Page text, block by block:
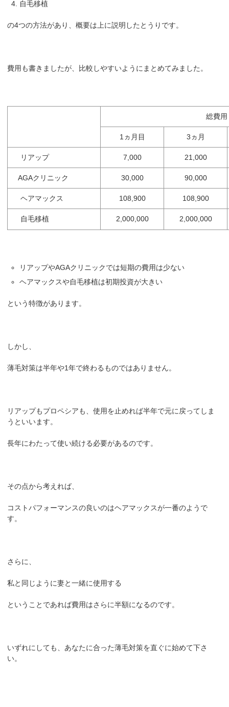
自毛移植
の4つの方法があり、概要は上に説明したとうりです。
費用も書きましたが、比較しやすいようにまとめてみました。
総費
1ヵ月目 3ヵ月
リアップ 7,000 21,000
AGAクリニック 30,000 90,000
ヘアマックス 108,900 108,900
自毛移植 2,000,000 2,000,000
リアップやAGAクリニックでは短期の費用は少ない
ヘアマックスや自毛移植は初期投資が大きい
という特徴があります。
しかし、
薄毛対策は半年や1年で終わるものではありません。
リアップもプロペシアも、使用を止めれば半年で元に戻ってしま
うといいます。
長年にわたって使い続ける必要があるのです。
その点から考えれば、
コストパフォーマンスの良いのはヘアマックスが一番のようで
す。
さらに、
私と同じように妻と一緒に使用する
ということであれば費用はさらに半額になるのです。
いずれにしても、あなたに合った薄毛対策を直ぐに始めて下さ
い。